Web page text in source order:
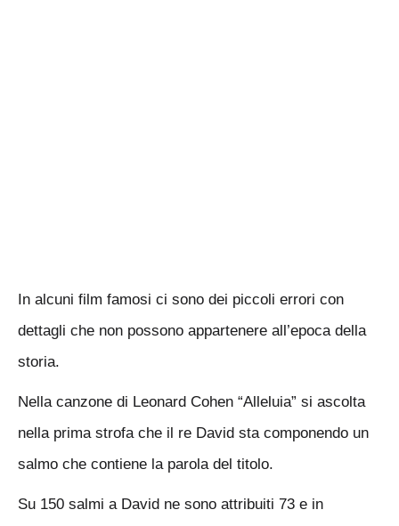
In alcuni film famosi ci sono dei piccoli errori con
dettagli che non possono appartenere all’epoca della
storia.
Nella canzone di Leonard Cohen “Alleluia” si ascolta
nella prima strofa che il re David sta componendo un
salmo che contiene la parola del titolo.
Su 150 salmi a David ne sono attribuiti 73 e in